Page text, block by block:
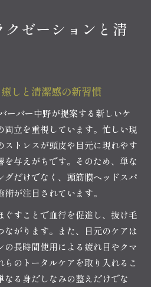
ゼーションと清
しと清潔感の新習慣
ーバー中野が提案する新しいケ
両立を重視しています。忙しい現
ストレスが頭皮や目元に現れやす
を与えがちです。そのため、単な
グだけでなく、頭筋膜ヘッドスパ
が注目されています。
ぐすことで血行を促進し、抜け毛
ながります。また、目元のケアは
長時間使用による疲れ目やクマ
のトータルケアを取り入れるこ
なる身だしなみの整えだけでな